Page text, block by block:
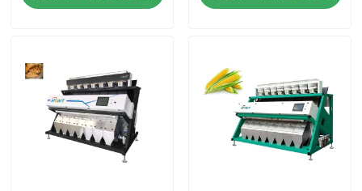
カシュー色の選別機
ピーナツ色の選別機